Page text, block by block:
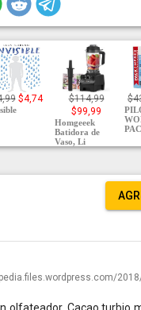
$4,74
$114,99
$99,99
Homgeeek
Batidora de
Vaso, Li
olfateador. Cacao turbio